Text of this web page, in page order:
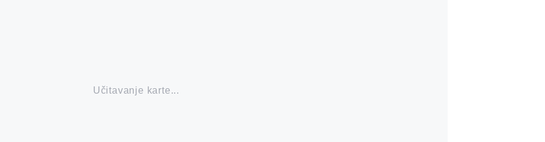
Učitavanje karte...